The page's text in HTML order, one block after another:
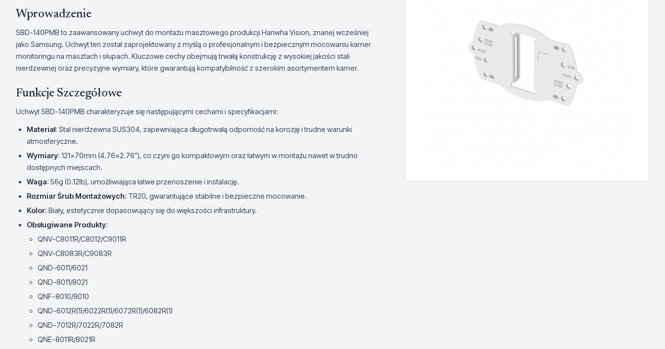
Wprowadzenie
SBD-140PMB to zaawansowany uchwyt do montażu masztowego produkcji Hanwha Vision, znanej wcześniej
jako Samsung. Uchwyt ten został zaprojektowany z myślą o profesjonalnym i bezpiecznym mocowaniu kamer
monitoringu na masztach i słupach. Kluczowe cechy obejmują trwałą konstrukcję z wysokiej jakości stali
nierdzewnej oraz precyzyjne wymiary, które gwarantują kompatybilność z szerokim asortymentem kamer.
Funkcje Szczegółowe
Uchwyt SBD-140PMB charakteryzuje się następującymi cechami i specyfikacjami:
Materiał: Stal nierdzewna SUS304, zapewniająca długotrwałą odporność na korozję i trudne warunki
atmosferyczne.
Wymiary: 121x70mm (4.76x2.76”), co czyni go kompaktowym oraz łatwym w montażu nawet w trudno
dostępnych miejscach.
Waga: 56g (0.12lb), umożliwiająca łatwe przenoszenie i instalację.
Rozmiar Śrub Montażowych: TR20, gwarantujące stabilne i bezpieczne mocowanie.
Kolor: Biały, estetycznie dopasowujący się do większości infrastruktury.
Obsługiwane Produkty:
QNV-C8011R/C8012/C9011R
QNV-C8083R/C9083R
QND-6011/6021
QND-8011/8021
QNF-8010/9010
QND-6012R(1)/6022R(1)/6072R(1)/6082R(1)
QND-7012R/7022R/7082R
QNE-8011R/8021R